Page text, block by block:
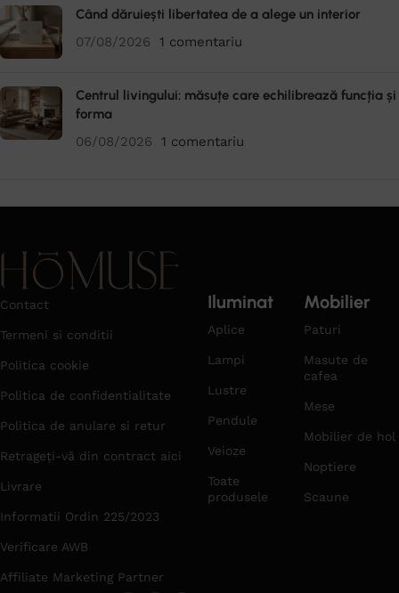
Când dăruiești libertatea de a alege un interior
07/08/2026
1 comentariu
Centrul livingului: măsuțe care echilibrează funcția și
forma
06/08/2026
1 comentariu
Contact
Termeni si conditii
Politica cookie
Politica de confidentialitate
Politica de anulare si retur
Retrageți-vă din contract aici
Livrare
Informatii Ordin 225/2023
Verificare AWB
Affiliate Marketing Partner
Iluminat
Aplice
Lampi
Lustre
Pendule
Veioze
Toate
produsele
Mobilier
Paturi
Masute de
cafea
Mese
Mobilier de hol
Noptiere
Scaune